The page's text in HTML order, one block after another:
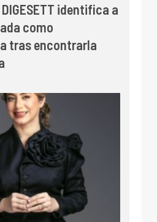
identifica a
como
tras encontrarla